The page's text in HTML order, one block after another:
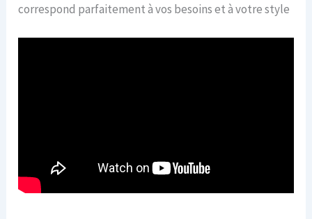
correspond parfaitement à vos besoins et à votre style